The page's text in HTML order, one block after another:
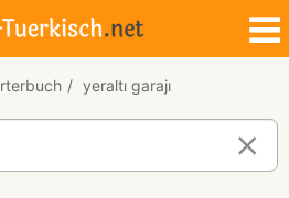
yeraltı garajı